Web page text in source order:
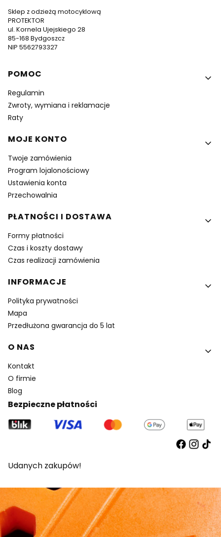
Sklep z odzieżą motocyklową
PROTEKTOR
ul. Kornela Ujejskiego 28
85-168 Bydgoszcz
NIP 5562793327
Linki w stopce
POMOC
Regulamin
Zwroty, wymiana i reklamacje
Raty
MOJE KONTO
Twoje zamówienia
Program lojalonościowy
Ustawienia konta
Przechowalnia
PŁATNOŚCI I DOSTAWA
Formy płatności
Czas i koszty dostawy
Czas realizacji zamówienia
INFORMACJE
Polityka prywatności
Mapa
Przedłużona gwarancja do 5 lat
O NAS
Kontakt
O firmie
Blog
Bezpieczne płatności
Udanych zakupów!